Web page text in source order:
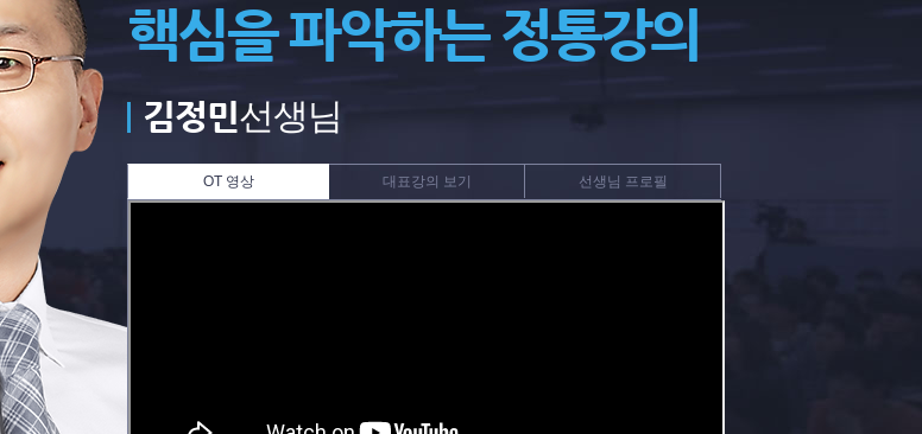
핵심을 파악하는 정통강의
김정민선생님
OT 영상 대표강의 보기 선생님 프로필